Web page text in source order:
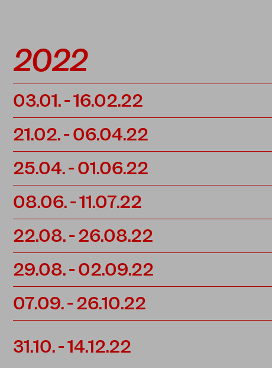
2022
03.01.-16.02.22
21.02.-06.04.22
25.04.-01.06.22
08.06.-11.07.22
22.08.-26.08.22
29.08.-02.09.22
07.09.-26.10.22
31.10.-14.12.22